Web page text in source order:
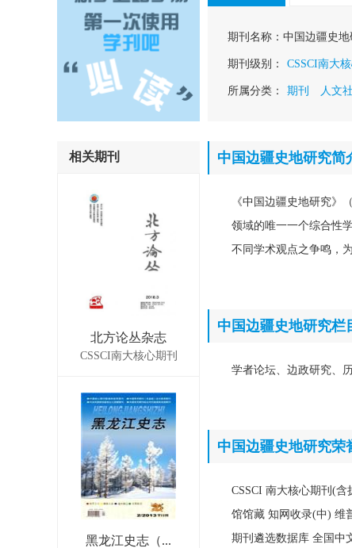
相关期刊
北方论丛杂志
CSSCI南大核心期刊
黑龙江史志（...
期刊名称： 中国边疆史地
期刊级别： CSSCI南大
所属分类： 期刊 人文
中国边疆史地研究简
《中国边疆史地研究》
领域的唯一一个综合性
不同学术观点之争鸣，
中国边疆史地研究栏
学者论坛、边政研究、
中国边疆史地研究荣
CSSCI 南大核心期刊(
馆馆藏 知网收录(中) 维
期刊遴选数据库 全国中